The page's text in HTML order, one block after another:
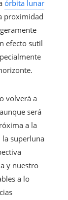
órbita lunar
proximidad
efecto sutil
volverá a
será
a la
superluna
y nuestro
a lo